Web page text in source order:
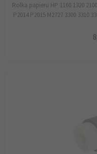
Rolka papieru HP 1160 1320
P2014 P2015 M2727 3300 3310